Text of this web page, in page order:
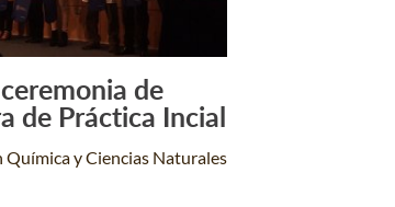
Leer Más +
de
de Práctica Incial
Química y Ciencias Naturales